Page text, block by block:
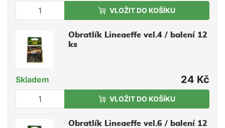
VLOŽIT DO KOŠÍKU
Obratlík Lineaeffe vel.4 / balení 12
ks
Skladem 24 Kč
VLOŽIT DO KOŠÍKU
Obratlík Lineaeffe vel.6 / balení 12